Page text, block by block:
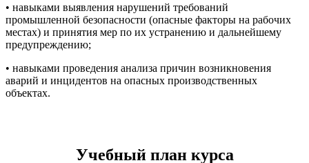
• навыками выявления нарушений требований
промышленной безопасности (опасные факторы на рабочих
местах) и принятия мер по их устранению и дальнейшему
предупреждению;
• навыками проведения анализа причин возникновения
аварий и инцидентов на опасных производственных
объектах.
Учебный план курса